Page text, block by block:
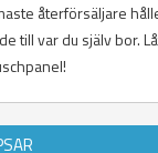
återförsäljare
till var du själv bor.